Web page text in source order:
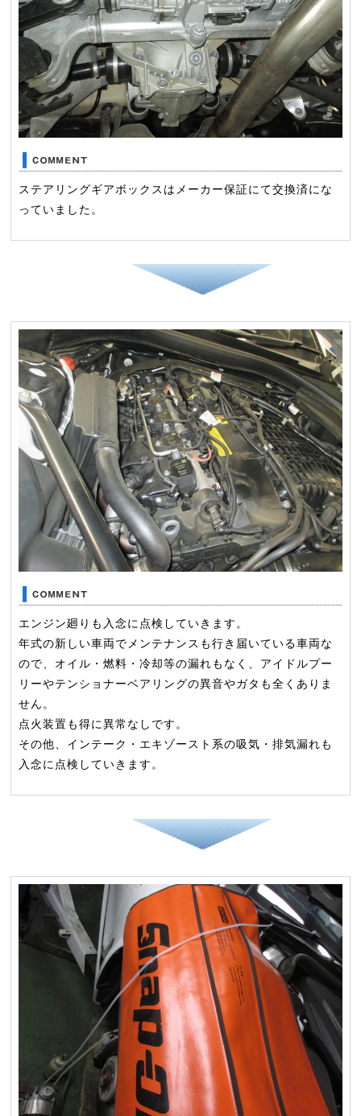
ステアリングギアボックスはメーカー保証にて交換済にな
っていました。
エンジン廻りも入念に点検していきます。
年式の新しい車両でメンテナンスも行き届いている車両な
ので、オイル・燃料・冷却等の漏れもなく、アイドルプー
リーやテンショナーベアリングの異音やガタも全くありま
せん。
点火装置も得に異常なしです。
その他、インテーク・エキゾースト系の吸気・排気漏れも
入念に点検していきます。